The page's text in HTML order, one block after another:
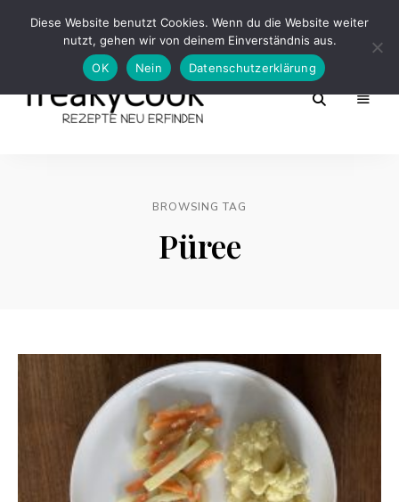
BROWSING TAG
Püree
Diese Website benutzt Cookies. Wenn du die Website weiter
nutzt, gehen wir von deinem Einverständnis aus.
OK
Nein Datenschutzerklärung